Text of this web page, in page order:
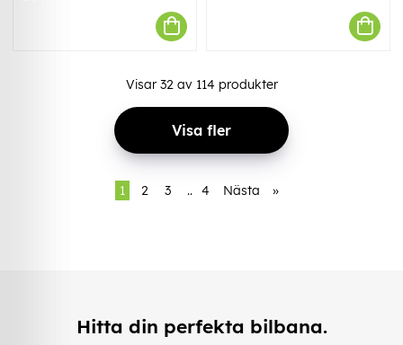
Visar 32av 114 produkter
Visa fler
1 2 3 .. 4 Nästa »
Hitta din perfekta bilbana.